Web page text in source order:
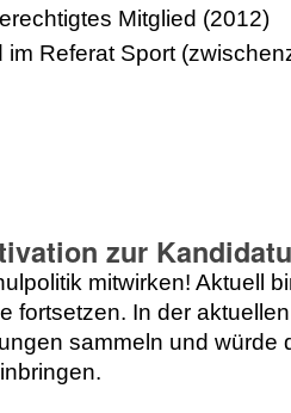
Mitglied (2012)
im Referat Sport
zur
mitwirken! Aktuell
fortsetzen. In der
sammeln und würde